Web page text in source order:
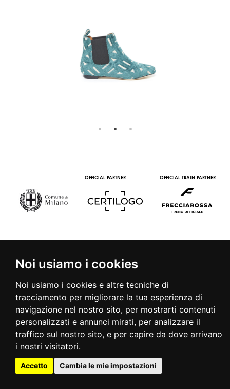
Noi usiamo i cookies
Noi usiamo i cookies e altre tecniche di
tracciamento per migliorare la tua esperienza di
navigazione nel nostro sito, per mostrarti contenuti
personalizzati e annunci mirati, per analizzare il
traffico sul nostro sito, e per capire da dove arrivano
i nostri visitatori.
Accetto Cambia le mie impostazioni
OFFICIAL PARTNER OFFICIAL TRAIN PARTNER
© 2016 | PIAZZA DUOMO, 31 - 20122 MILANO - TEL +39.02.7771081
- FAX +39.02.77710850 -CAMERAMODA@CAMERAMODA.IT|APP
|
PRIVACY POLICY | COOKIE POLICY CONTATTI